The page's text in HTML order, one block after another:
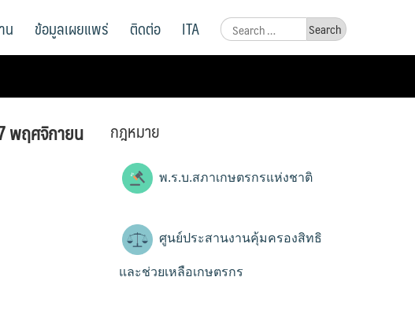
Search
for:
น ข้อมูลเผยแพร่ ติดต่อ ITA
พฤศจิกายน กฎหมาย
พ.ร.บ.สภาเกษตรกรแห่งชาติ
ศูนย์ประสานงานคุ้มครองสิทธิ
และช่วยเหลือเกษตรกร